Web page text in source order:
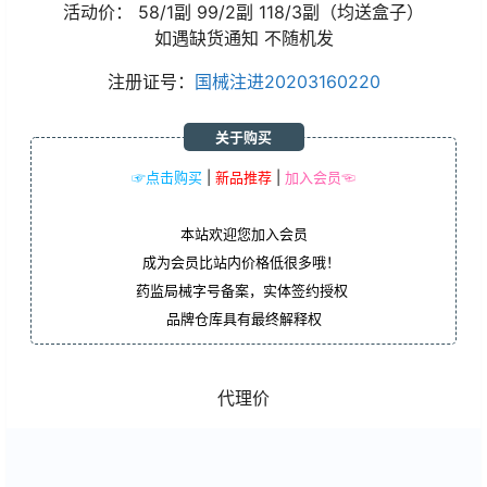
活动价： 58/1副 99/2副 118/3副（均送盒子）
如遇缺货通知 不随机发
注册证号：
国械注进20203160220
☞点击购买 新品推荐 加入会员☜
关于购买
本站欢迎您加入会员
成为会员比站内价格低很多哦！
药监局械字号备案，实体签约授权
品牌仓库具有最终解释权
代理价